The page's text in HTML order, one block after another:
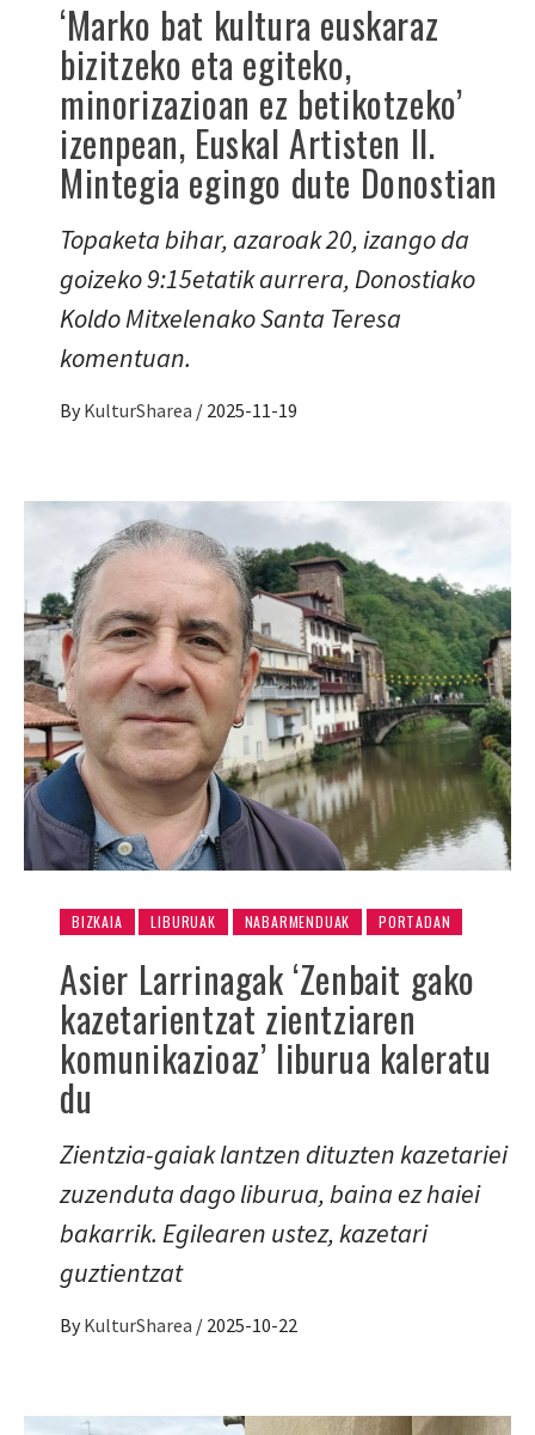
‘Marko bat kultura euskaraz
bizitzeko eta egiteko,
minorizazioan ez betikotzeko’
izenpean, Euskal Artisten II.
Mintegia egingo dute Donostian
Topaketa bihar, azaroak 20, izango da
goizeko 9:15etatik aurrera, Donostiako
Koldo Mitxelenako Santa Teresa
komentuan.
By KulturSharea / 2025-11-19
BIZKAIA LIBURUAK NABARMENDUAK PORTADAN
Asier Larrinagak ‘Zenbait gako
kazetarientzat zientziaren
komunikazioaz’ liburua kaleratu
du
Zientzia-gaiak lantzen dituzten kazetariei
zuzenduta dago liburua, baina ez haiei
bakarrik. Egilearen ustez, kazetari
guztientzat
By KulturSharea / 2025-10-22